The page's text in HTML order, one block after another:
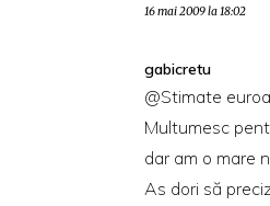
16 mai 2009 la 18:02
gabicretu
@Stimate
Multumesc
dar am o mare
As dori să